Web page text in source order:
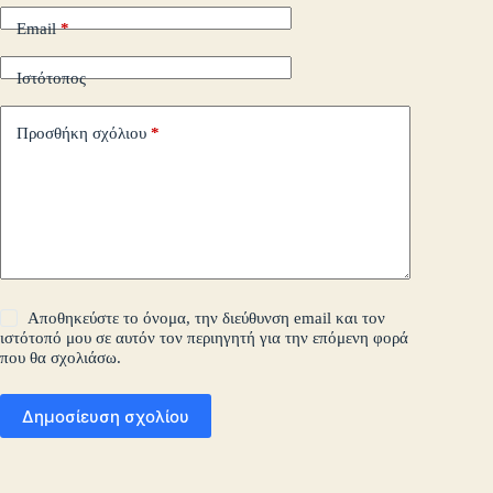
Email*
Ιστότοπος
Προσθήκη σχόλιου *
Αποθηκεύστε το όνομα, την διεύθυνση email και τον
ιστότοπό μου σε αυτόν τον περιηγητή για την επόμενη φορά
που θα σχολιάσω.
Δημοσίευση σχολίου